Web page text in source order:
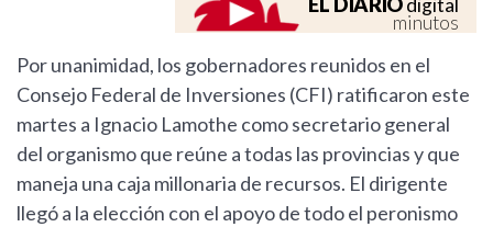
EL DIARIOdigital
minutos
Por unanimidad, los gobernadores reunidos en el
Consejo Federal de Inversiones (CFI) ratificaron este
martes a Ignacio Lamothe como secretario general
del organismo que reúne a todas las provincias y que
maneja una caja millonaria de recursos. El dirigente
llegó a la elección con el apoyo de todo el peronismo